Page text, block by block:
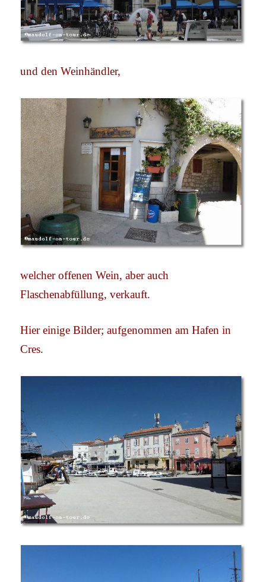
und den Weinhändler,
welcher offenen Wein, aber auch
Flaschenabfüllung, verkauft.
Hier einige Bilder; aufgenommen am Hafen in
Cres.